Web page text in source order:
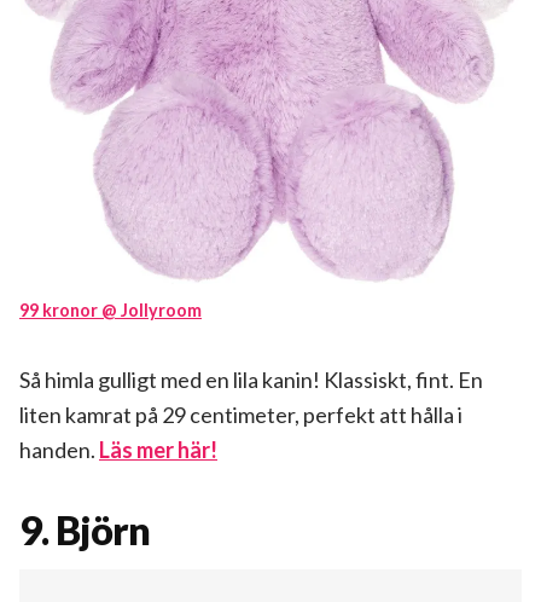
99 kronor @ Jollyroom
Så himla gulligt med en lila kanin! Klassiskt, fint. En
liten kamrat på 29 centimeter, perfekt att hålla i
handen. Läs mer här!
9. Björn